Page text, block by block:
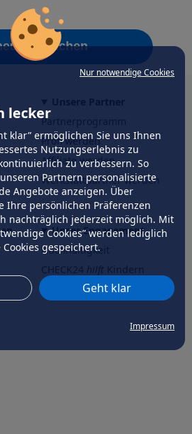
Nur notwendige Cookies
lecker
klar” ermöglichen Sie uns Ihnen
Nutzungserlebnis zu
zu verbessern. So
Partnern personalisierte
Angebote anzeigen. Über
Ihre persönlichen Präferenzen
nachträglich jederzeit möglich. Mit
Cookies” werden lediglich
gespeichert.
Geht klar
Impressum
versuchen
Partnerprogramm
Profi werden
Affiliate werden
Werkstattpartner werden
Unser Engagement
Nachhaltigkeit
CHECK24hilftder Natur